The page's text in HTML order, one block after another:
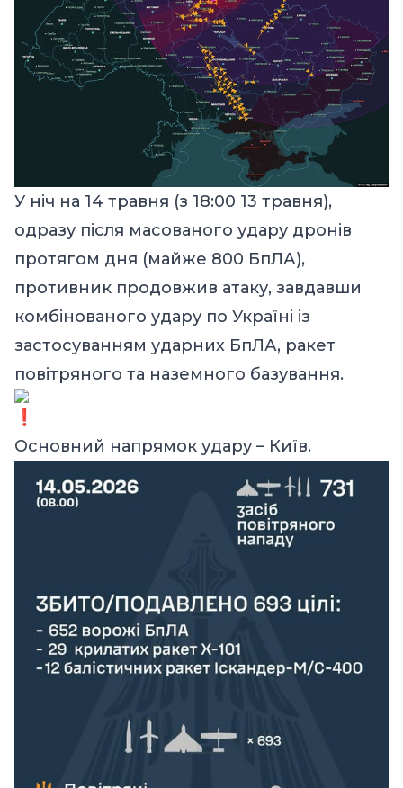
У ніч на 14 травня (з 18:00 13 травня),
одразу після масованого удару дронів
протягом дня (майже 800 БпЛА),
противник продовжив атаку, завдавши
комбінованого удару по Україні із
застосуванням ударних БпЛА, ракет
повітряного та наземного базування.
Основний напрямок удару – Київ.